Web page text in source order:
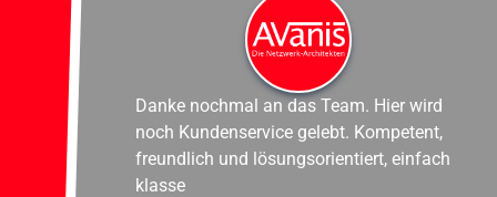
Danke nochmal an das Team. Hier wird
noch Kundenservice gelebt. Kompetent,
freundlich und lösungsorientiert, einfach
klasse